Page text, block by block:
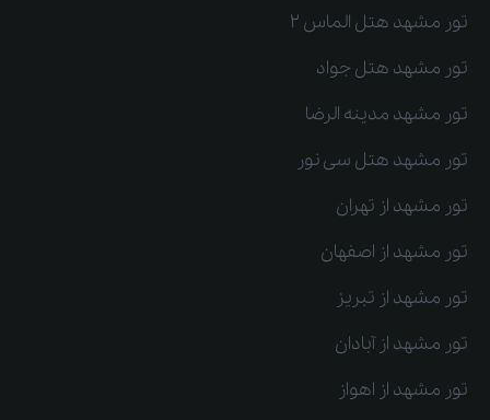
تور مشهد هتل الماس 2
تور مشهد هتل جواد
تور مشهد مدینه الرضا
تور مشهد هتل سی نور
تور مشهد از تهران
تور مشهد از اصفهان
تور مشهد از تبریز
تور مشهد از آبادان
تور مشهد از اهواز